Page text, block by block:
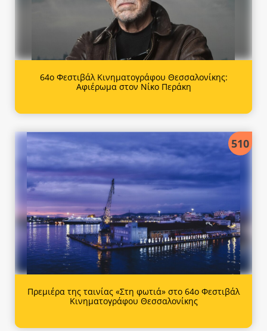
64ο Φεστιβάλ Κινηματογράφου Θεσσαλονίκης:
Αφιέρωμα στον Νίκο Περάκη
510
Πρεμιέρα της ταινίας «Στη φωτιά» στο 64ο Φεστιβάλ
Κινηματογράφου Θεσσαλονίκης